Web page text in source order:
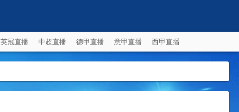
英冠直播 中超直播 德甲直播 意甲直播 西甲直播